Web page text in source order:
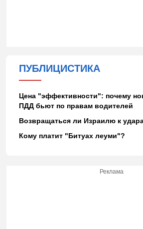
ПУБЛИЦИСТИКА
Цена "эффективности": почему
ПДД бьют по правам водителей
Возвращаться ли Израилю к
Кому платит "Битуах леуми"?
Реклама